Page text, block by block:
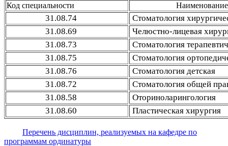
Код специальности
31.08.74
Стоматология
31.08.69
Челюстно-лицевая
31.08.73
Стоматология
31.08.75
Стоматология
31.08.76
Стоматология детская
31.08.72
Стоматология общей
31.08.58
Оториноларингология
31.08.60
Пластическая хирургия
Перечень дисциплин, реализуемых на кафедре по
программам ординатуры